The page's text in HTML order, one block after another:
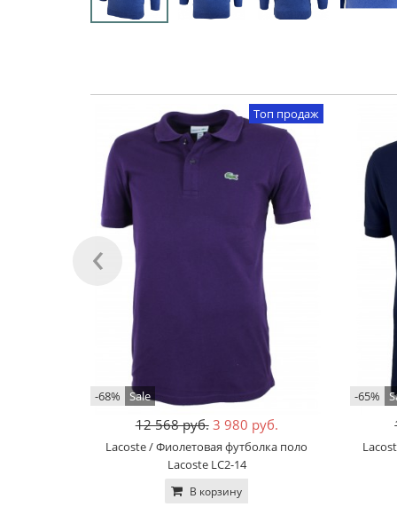
Топ продаж
-68% Sale
12 568 руб. 3 980 руб.
Lacoste / Фиолетовая футболка поло
Lacoste LC2-14
В корзину
-65%
‹